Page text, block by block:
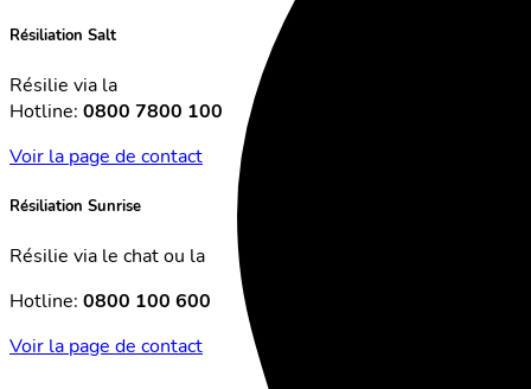
Résiliation Salt
Résilie via la
Hotline: 0800 7800 100
Voir la page de contact
Résiliation Sunrise
Résilie via le chat ou la
Hotline: 0800 100 600
Voir la page de contact